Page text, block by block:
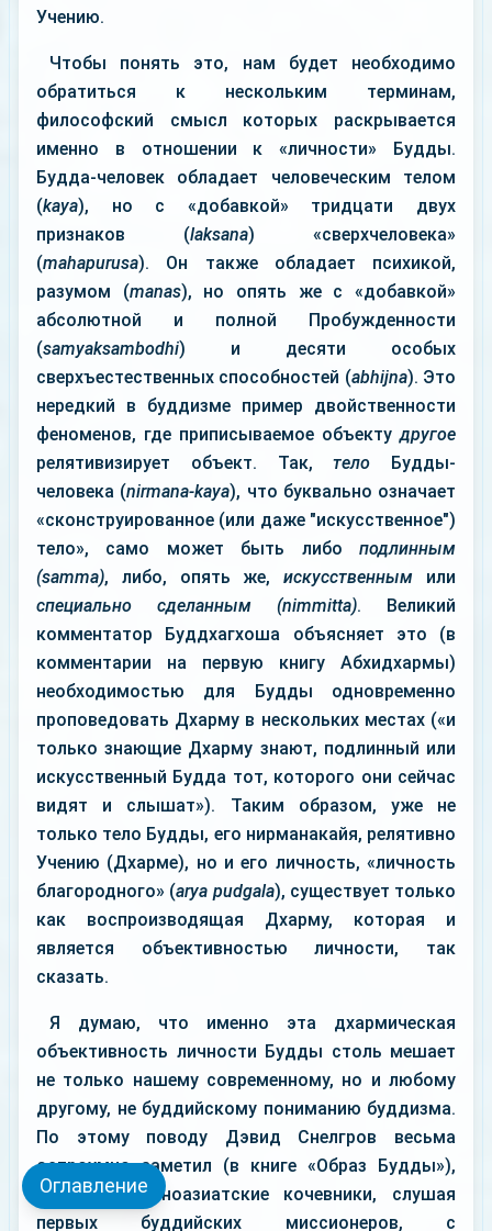
Учению.
Чтобы понять это, нам будет необходимо
обратиться к нескольким терминам,
философский смысл которых раскрывается
именно в отношении к «личности» Будды.
Будда-человек обладает человеческим телом
(kaya), но с «добавкой» тридцати двух
признаков (laksana) «сверхчеловека»
(mahapurusa). Он также обладает психикой,
разумом (manas), но опять же с «добавкой»
абсолютной и полной Пробужденности
(samyaksambodhi) и десяти особых
сверхъестественных способностей (abhijna). Это
нередкий в буддизме пример двойственности
феноменов, где приписываемое объектудругое
релятивизирует объект. Так,тело Будды-
человека (nirmana-kaya), что буквально означает
«сконструированное (или даже "искусственное")
тело», само может быть либо подлинным
(samma), либо, опять же,искусственным или
специально сделанным (nimmitta). Великий
комментатор Буддхагхоша объясняет это (в
комментарии на первую книгу Абхидхармы)
необходимостью для Будды одновременно
проповедовать Дхарму в нескольких местах («и
только знающие Дхарму знают, подлинный или
искусственный Будда тот, которого они сейчас
видят и слышат»). Таким образом, уже не
только тело Будды, его нирманакайя, релятивно
Учению (Дхарме), но и его личность, «личность
благородного» (arya pudgalа), существует только
как воспроизводящая Дхарму, которая и
является объективностью личности, так
сказать.
Я думаю, что именно эта дхармическая
объективность личности Будды столь мешает
не только нашему современному, но и любому
другому, не буддийскому пониманию буддизма.
По этому поводу Дэвид Снелгров весьма
остроумно заметил (в книге «Образ Будды»),
что центральноазиатские кочевники, слушая
первых буддийских миссионеров, с
Оглавление